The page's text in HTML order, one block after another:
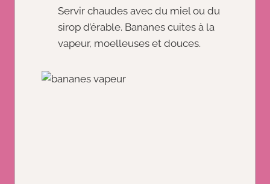
Servir chaudes avec du miel ou du
sirop d’érable. Bananes cuites à la
vapeur, moelleuses et douces.